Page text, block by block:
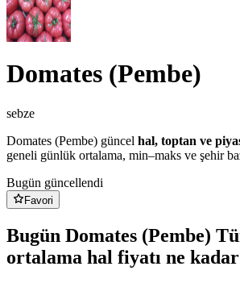
Domates (Pembe)
sebze
Domates (Pembe) güncel hal, toptan ve
geneli günlük ortalama, min–maks ve şehir
Bugün güncellendi
Favori
Bugün Domates (Pembe)
ortalama hal fiyatı ne